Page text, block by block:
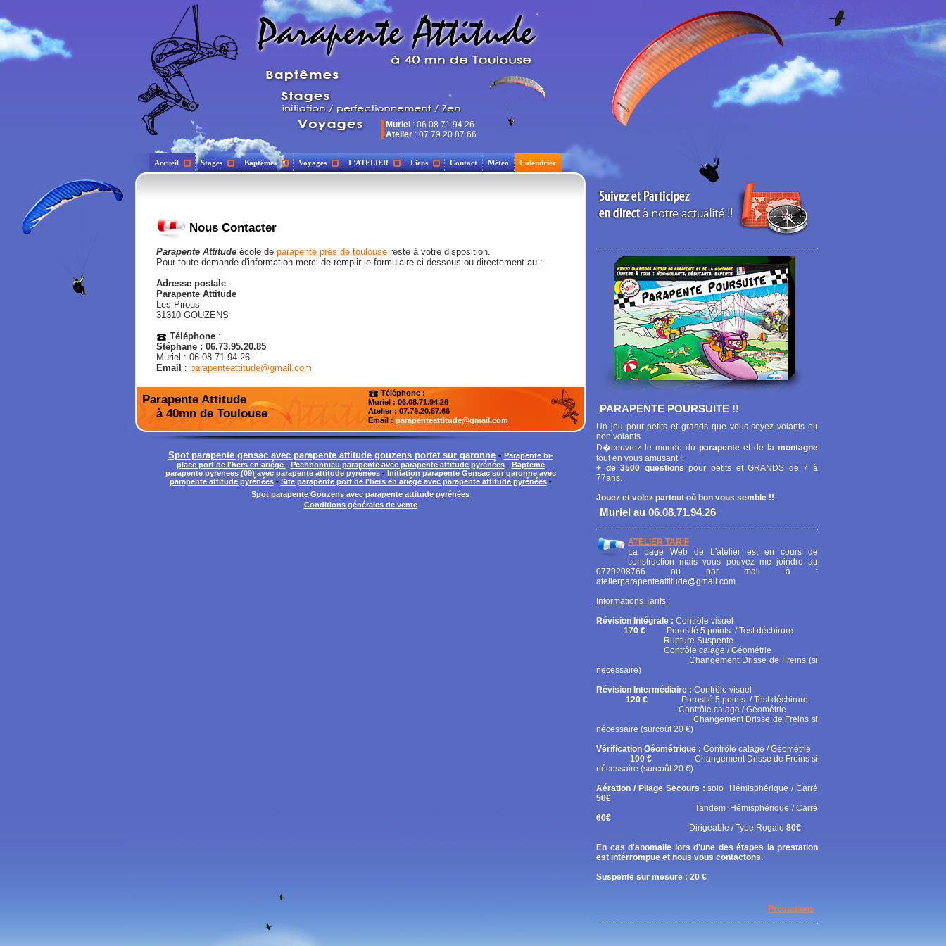
Muriel : 06.08.71.94.26
Atelier : 07.79.20.87.66
Accueil Stages Baptêmes Voyages L'ATELIER Liens Contact Météo Calendrier
Nous Contacter
Parapente Attitude école de parapente prés de toulouse reste à votre disposition.
Pour toute demande d'information merci de remplir le formulaire ci-dessous ou directement au :
Adresse postale :
Parapente Attitude
Les Pirous
31310 GOUZENS
Téléphone :
Stéphane : 06.73.95.20.85
Muriel : 06.08.71.94.26
Email
: parapenteattitude@gmail.com
Parapente Attitude
à 40mn de Toulouse
Téléphone :
Muriel : 06.08.71.94.26
Atelier: 07.79.20.87.66
Email : parapenteattitude@gmail.com
Spot parapente gensac avec parapente attitude gouzens portet sur garonne- Parapente bi-
place port de l'hers en ariége - Pechbonnieu parapente avec parapente attitude pyrénées- Bapteme
parapente pyrenees (09) avec parapente attitude pyrénées- Initiation parapente Gensac sur garonne avec
parapente attitude pyrénées- Site parapente port de l'hers en ariége avec parapente attitude pyrénées-
Spot parapente Gouzens avec parapente attitude pyrénées
Conditions générales de vente
PARAPENTE POURSUITE !!
Un jeu pour petits et grands que vous soyez volants ou
non volants.
D�couvrez le monde du parapente et de la montagne
tout en vous amusant !.
+ de 3500 questions pour petits et GRANDS de 7 à
77ans.
Jouez et volez partout où bon vous semble !!
Muriel au 06.08.71.94.26
ATELIER TARIF
La page Web de L'atelier est en cours de
construction mais vous pouvez me joindre au
0779208766 ou par mail à :
atelierparapenteattitude@gmail.com
Informations Tarifs :
Révision Intégrale : Contrôle visuel
170 € Porosité 5 points / Test déchirure
Rupture Suspente
Contrôle calage / Géométrie
Changement Drisse de Freins (si
necessaire)
Révision Intermédiaire : Contrôle visuel
120 € Porosité 5 points / Test déchirure
Contrôle calage / Géométrie
Changement Drisse de Freins si
nécessaire (surcoût 20 €)
Vérification Géométrique : Contrôle calage / Géométrie
100 € Changement Drisse de Freins si
nécessaire (surcoût 20 €)
Aération / Pliage Secours :solo
Hémisphérique / Carré
50€
Tandem Hémisphérique / Carré
60€
Dirigeable / Type Rogalo 80€
En cas d'anomalie lors d'une des étapes la prestation
est intérrompue et nous vous contactons.
Suspente sur mesure : 20 €
Prestations